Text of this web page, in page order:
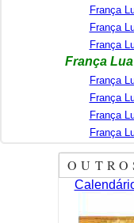
França
França
França
França
França
França
França
França